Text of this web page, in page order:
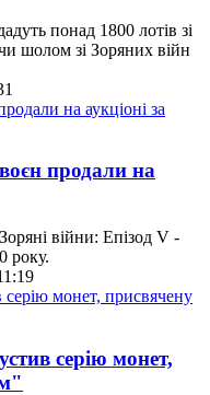
понад 1800 лотів зі
шолом зі Зоряних війн
продали на
війни: Епізод V -
року.
серію монет,